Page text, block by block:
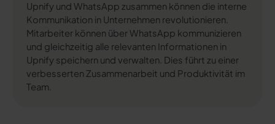
Upnify und WhatsApp zusammen können die interne
Kommunikation in Unternehmen revolutionieren.
Mitarbeiter können über WhatsApp kommunizieren
und gleichzeitig alle relevanten Informationen in
Upnify speichern und verwalten. Dies führt zu einer
verbesserten Zusammenarbeit und Produktivität im
Team.